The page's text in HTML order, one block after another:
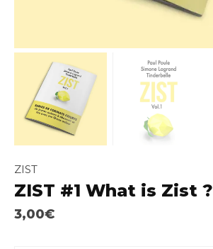
ZIST
ZIST #1 What is Zist ?
3,00€